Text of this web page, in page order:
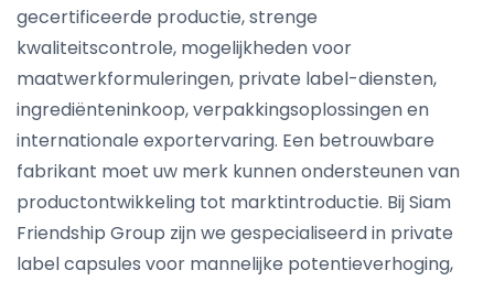
gecertificeerde productie, strenge
kwaliteitscontrole, mogelijkheden voor
maatwerkformuleringen, private label-diensten,
ingrediënteninkoop, verpakkingsoplossingen en
internationale exportervaring. Een betrouwbare
fabrikant moet uw merk kunnen ondersteunen van
productontwikkeling tot marktintroductie. Bij Siam
Friendship Group zijn we gespecialiseerd in private
label capsules voor mannelijke potentieverhoging,